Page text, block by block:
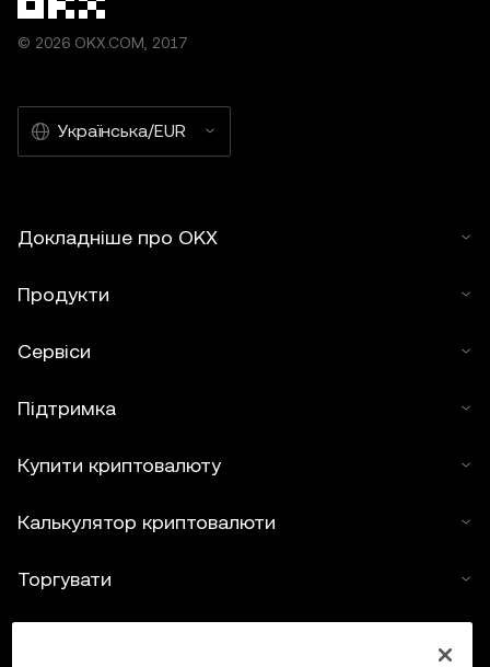
© 2026 OKX.COM, 2017
Українська/EUR
Докладніше про OKX
Продукти
Сервіси
Підтримка
Купити криптовалюту
Калькулятор криптовалюти
Торгувати